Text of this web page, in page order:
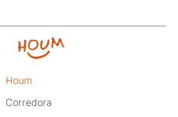
Houm
Corredora